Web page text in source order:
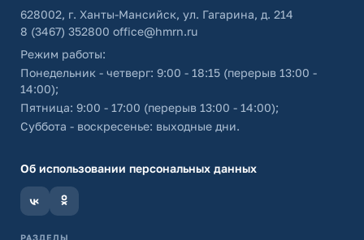
628002, г. Ханты-Мансийск, ул. Гагарина, д. 214
8 (3467) 352800 office@hmrn.ru
Режим работы:
Понедельник - четверг: 9:00 - 18:15 (перерыв 13:00 -
14:00);
Пятница: 9:00 - 17:00 (перерыв 13:00 - 14:00);
Суббота - воскресенье: выходные дни.
Об использовании персональных данных
РАЗДЕЛЫ